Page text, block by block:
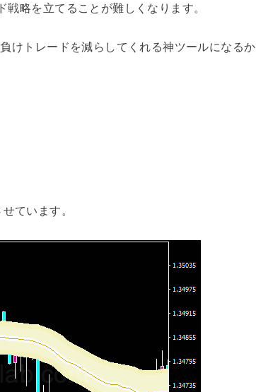
略を立てることが難しくなります。
けトレードを減らしてくれる神ツールになるか
ています。